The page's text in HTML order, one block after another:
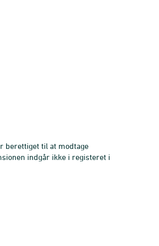
berettiget til at modtage
indgår ikke i registeret i